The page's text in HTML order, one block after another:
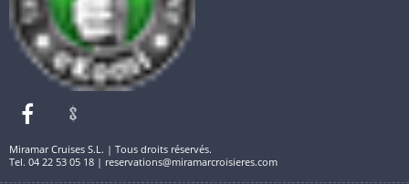
Miramar Cruises S.L. | Tous droits réservés.
Tel. 04 22 53 05 18 | reservations@miramarcroisieres.com